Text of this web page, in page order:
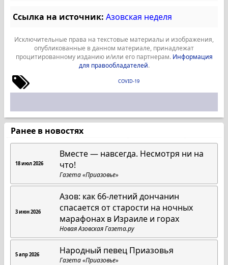
Ссылка на источник: Азовская неделя
Исключительные права на текстовые материалы и изображения,
опубликованные в данном материале, принадлежат
процитированному изданию и/или его партнерам. Информация
для правообладателей.
COVID-19
Ранее в новостях
18 июл 2026
Вместе — навсегда. Несмотря ни на
что!
Газета «Приазовье»
3 июн 2026
Азов: как 66-летний дончанин
спасается от старости на ночных
марафонах в Израиле и горах
Новая Азовская Газета.ру
5 апр 2026 Народный певец Приазовья
Газета «Приазовье»